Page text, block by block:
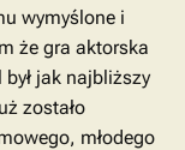
wymyślone i
że gra aktorska
jak najbliższy
zostało
młodego